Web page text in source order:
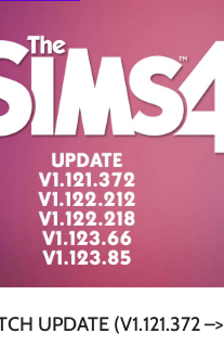
UPDATE (V1.121.372 –>